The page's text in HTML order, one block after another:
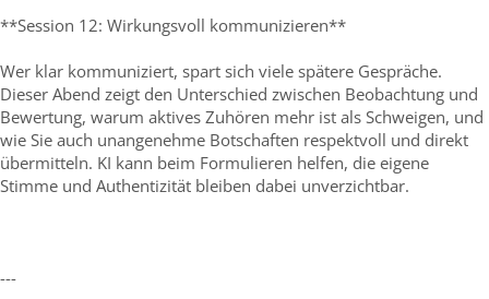
**Session 12: Wirkungsvoll kommunizieren**
Wer klar kommuniziert, spart sich viele spätere Gespräche.
Dieser Abend zeigt den Unterschied zwischen Beobachtung und
Bewertung, warum aktives Zuhören mehr ist als Schweigen, und
wie Sie auch unangenehme Botschaften respektvoll und direkt
übermitteln. KI kann beim Formulieren helfen, die eigene
Stimme und Authentizität bleiben dabei unverzichtbar.
---